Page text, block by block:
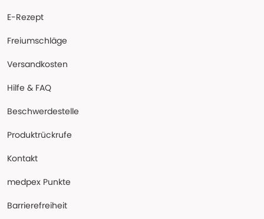
E-Rezept
Freiumschläge
Versandkosten
Hilfe & FAQ
Beschwerdestelle
Produktrückrufe
Kontakt
medpex Punkte
Barrierefreiheit